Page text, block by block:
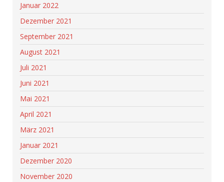
Januar 2022
Dezember 2021
September 2021
August 2021
Juli 2021
Juni 2021
Mai 2021
April 2021
März 2021
Januar 2021
Dezember 2020
November 2020